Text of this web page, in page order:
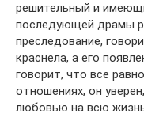
решитель­ный и
последующей драмы
преследование,
краснела, а его
говорит, что все
отношениях, он
любовью на всю